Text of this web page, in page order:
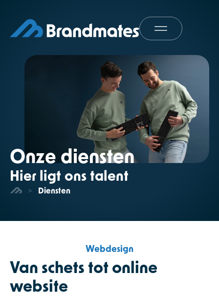
Onze diensten
Hier ligt ons talent
> Diensten
Webdesign
Van schets tot online
website